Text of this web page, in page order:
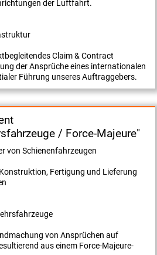
der Luftfahrt.
Claim & Contract
der Ansprüche eines internationalen
Führung unseres Auftraggebers.
/ Force-Majeure"
von Schienenfahrzeugen
Konstruktion, Fertigung und Lieferung
von Ansprüchen auf
aus einem Force-Majeure-